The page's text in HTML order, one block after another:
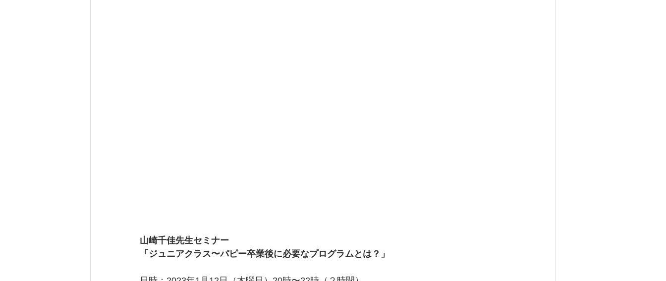
山崎千佳先生セミナー
「ジュニアクラス〜パピー卒業後に必要なプログラムとは？」